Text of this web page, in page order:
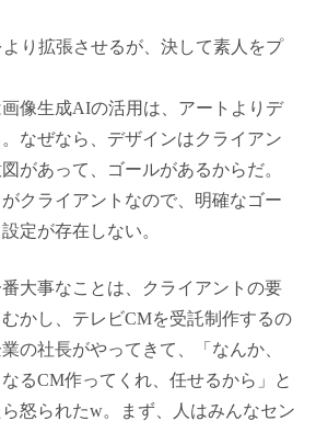
り拡張させるが、決して素人をプ
像生成AIの活用は、アートよりデ
なぜなら、デザインはクライアン
があって、ゴールがあるからだ。
クライアントなので、明確なゴー
定が存在しない。
大事なことは、クライアントの要
かし、テレビCMを受託制作するの
の社長がやってきて、「なんか、
るCM作ってくれ、任せるから」と
怒られたw。まず、人はみんなセン